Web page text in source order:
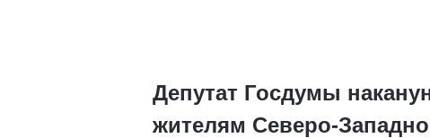
Депутат Госдумы
жителям Северо-